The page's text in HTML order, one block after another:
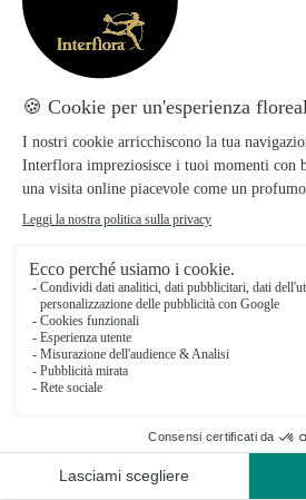
Evitare l’esposizione
temperatura.
Non posizionare vicino
Preparato con amore,
I prodotti Interflora sono preparati
giorno stesso della consegna per
freschezza dei fiori.
La consegna, in giornata o su
Spese di consegna
9,99€